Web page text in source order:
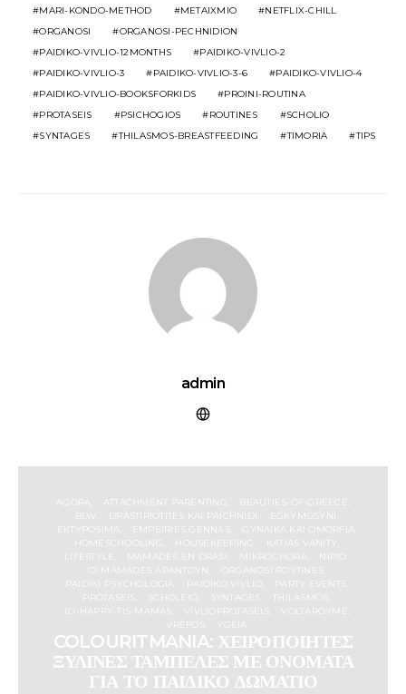
MARI-KONDO-METHOD
METAIXMIO
NETFLIX-CHILL
ORGANOSI
ORGANOSI-PECHNIDION
PAIDIKO-VIVLIO-12MONTHS
PAIDIKO-VIVLIO-2
PAIDIKO-VIVLIO-3
PAIDIKO-VIVLIO-3-6
PAIDIKO-VIVLIO-4
PAIDIKO-VIVLIO-BOOKSFORKIDS
PROINI-ROUTINA
PROTASEIS
PSICHOGIOS ROUTINES
SCHOLIO
SYNTAGES
THILASMOS-BREASTFEEDING TIMORIA TIPS
admin
AGORA ATTACHMENT PARENTING
BEAUTIES-OF-GREECE
BLW
DRASTIRIOTITES KAI PAICHNIDI
EGKYMOSYNI
EKTYPOSIMA
EMPEIRIES GENNAS
GYNAIKA KAI OMORFIA
HOMESCHOOLING
HOUSEKEEPING
KATIAS VANITY
LIFESTYLE
MAMADES EN DRASI MIKROCHORA
NIPIO
OI MAMADES APANTOYN
ORGANOSI ROYTINES
PAIDIKI PSYCHOLOGIA
PAIDIKO VIVLIO
PARTY EVENTS
PROTASEIS
SYNTAGES
THILASMOS
TO-HAPPY-TIS-MAMAS
VIVLIOPROTASEIS
VOLTAROYME
VREFOS
YGEIA
COLOURITMANIA: ΧΕΙΡΟΠΟΙΗΤΕΣ
ΞΥΛΙΝΕΣ ΤΑΜΠΕΛΕΣ ΜΕ ΟΝΟΜΑΤΑ
ΓΙΑ ΤΟ ΠΑΙΔΙΚΟ ΔΩΜΑΤΙΟ